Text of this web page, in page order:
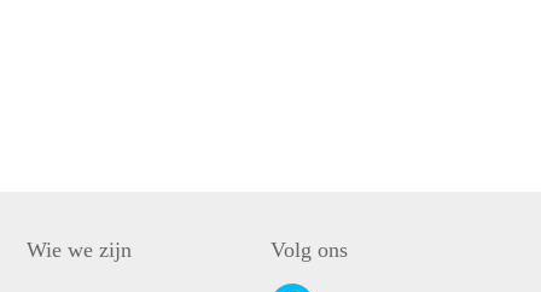
Wie we zijn Volg ons